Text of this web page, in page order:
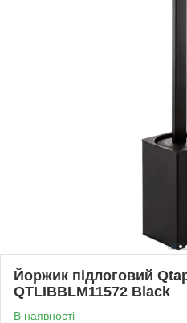
Йоржик підлоговий
QTLIBBLM11572 Black
В наявності